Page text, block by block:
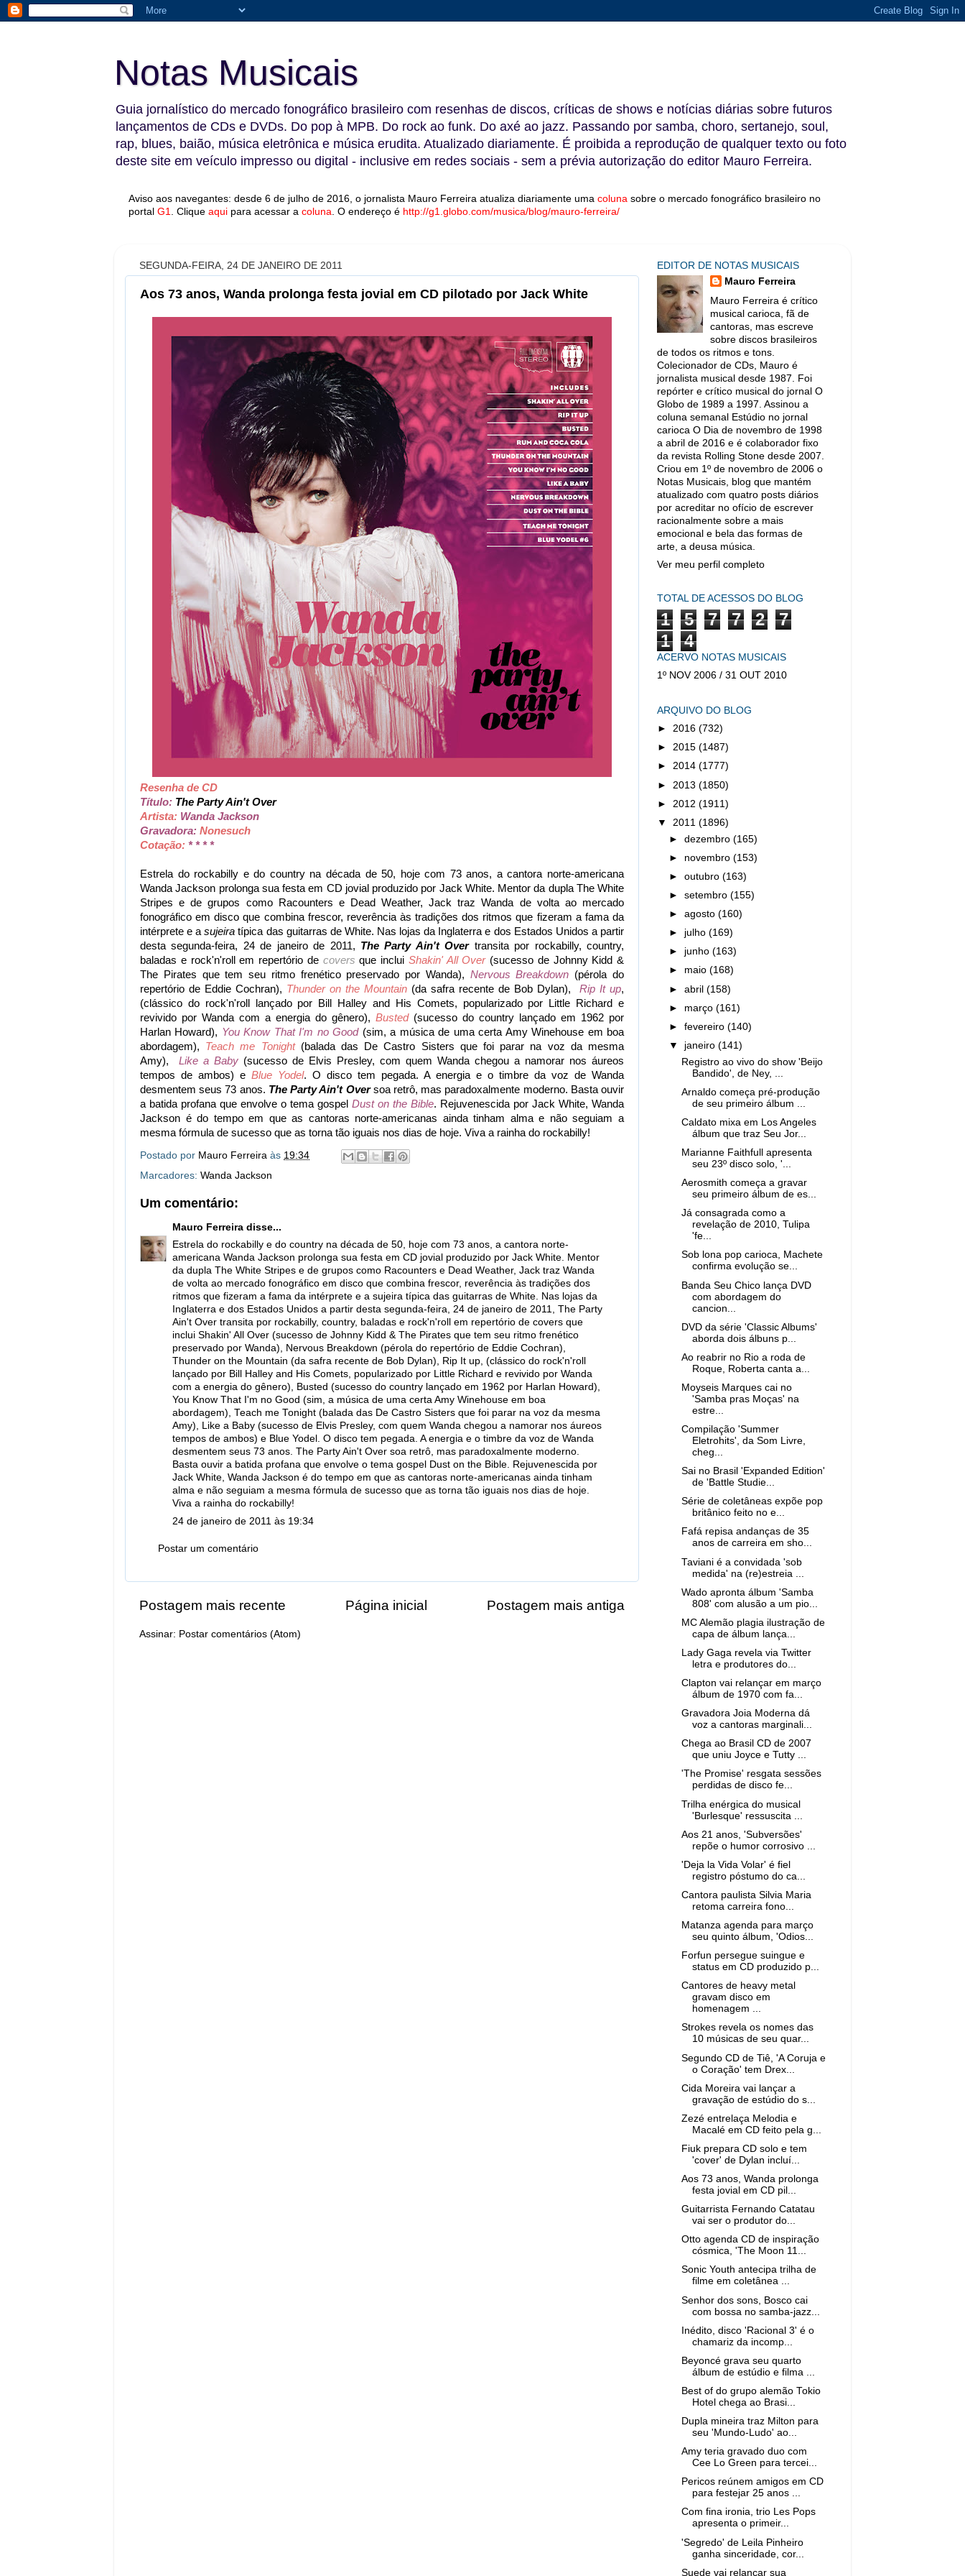
Notas Musicais
Guia jornalístico do mercado fonográfico brasileiro com resenhas de discos, críticas de shows e notícias diárias sobre futuros
lançamentos de CDs e DVDs. Do pop à MPB. Do rock ao funk. Do axé ao jazz. Passando por samba, choro, sertanejo, soul,
rap, blues, baião, música eletrônica e música erudita. Atualizado diariamente. É proibida a reprodução de qualquer texto ou foto
deste site em veículo impresso ou digital - inclusive em redes sociais - sem a prévia autorização do editor Mauro Ferreira.
Aviso aos navegantes: desde 6 de julho de 2016, o jornalista Mauro Ferreira atualiza diariamente uma coluna sobre o mercado fonográfico brasileiro no
portal G1 Clique aqui para acessar a coluna O endereço é http://g1.globo.com/musica/blog/mauro-ferreira/
SEGUNDA-FEIRA, 24 DE JANEIRO DE 2011
Aos 73 anos, Wanda prolonga festa jovial em CD pilotado por Jack White
Resenha de CD
Título: The Party Ain't Over
Artista: Wanda Jackson
Gravadora: Nonesuch
Cotação: * * * *
Estrela do rockabilly e do country na década de 50, hoje com 73 anos, a cantora norte-americana
Wanda Jackson prolonga sua festa em CD jovial produzido por Jack White. Mentor da dupla The White
Stripes e de grupos como Racounters e Dead Weather, Jack traz Wanda de volta ao mercado
fonográfico em disco que combina frescor, reverência às tradições dos ritmos que fizeram a fama da
intérprete e asujeira típica das guitarras de White. Nas lojas da Inglaterra e dos Estados Unidos a partir
desta segunda-feira, 24 de janeiro de 2011, The Party Ain't Overtransita por rockabilly, country,
baladas e rock'n'roll em repertório de covers que inclui Shakin' All Over(sucesso de Johnny Kidd &
The Pirates que tem seu ritmo frenético preservado por Wanda), Nervous Breakdown (pérola do
repertório de Eddie Cochran), Thunder on the Mountain (da safra recente de Bob Dylan), Rip It up,
(clássico do rock'n'roll lançado por Bill Halley and His Comets, popularizado por Little Richard e
revivido por Wanda com a energia do gênero), Busted(sucesso do country lançado em 1962 por
Harlan Howard), You Know That I'm no Good(sim, a música de uma certa Amy Winehouse em boa
abordagem), Teach me Tonight(balada das De Castro Sisters que foi parar na voz da mesma
Amy), Like a Baby (sucesso de Elvis Presley, com quem Wanda chegou a namorar nos áureos
tempos de ambos) e Blue Yodel. O disco tem pegada. A energia e o timbre da voz de Wanda
desmentem seus 73 anos. The Party Ain't Oversoa retrô, mas paradoxalmente moderno. Basta ouvir
a batida profana que envolve o tema gospel Dust on the Bible. Rejuvenescida por Jack White, Wanda
Jackson é do tempo em que as cantoras norte-americanas ainda tinham alma e não seguiam a
mesma fórmula de sucesso que as torna tão iguais nos dias de hoje. Viva a rainha do rockabilly!
Postado por Mauro Ferreira às 19:34
Marcadores: Wanda Jackson
Um comentário:
Mauro Ferreira disse...
Estrela do rockabilly e do country na década de 50, hoje com 73 anos, a cantora norte-
americana Wanda Jackson prolonga sua festa em CD jovial produzido por Jack White. Mentor
da dupla The White Stripes e de grupos como Racounters e Dead Weather, Jack traz Wanda
de volta ao mercado fonográfico em disco que combina frescor, reverência às tradições dos
ritmos que fizeram a fama da intérprete e a sujeira típica das guitarras de White. Nas lojas da
Inglaterra e dos Estados Unidos a partir desta segunda-feira, 24 de janeiro de 2011, The Party
Ain't Over transita por rockabilly, country, baladas e rock'n'roll em repertório de covers que
inclui Shakin' All Over (sucesso de Johnny Kidd & The Pirates que tem seu ritmo frenético
preservado por Wanda), Nervous Breakdown (pérola do repertório de Eddie Cochran),
Thunder on the Mountain (da safra recente de Bob Dylan), Rip It up, (clássico do rock'n'roll
lançado por Bill Halley and His Comets, popularizado por Little Richard e revivido por Wanda
com a energia do gênero), Busted (sucesso do country lançado em 1962 por Harlan Howard),
You Know That I'm no Good (sim, a música de uma certa Amy Winehouse em boa
abordagem), Teach me Tonight (balada das De Castro Sisters que foi parar na voz da mesma
Amy), Like a Baby (sucesso de Elvis Presley, com quem Wanda chegou a namorar nos áureos
tempos de ambos) e Blue Yodel. O disco tem pegada. A energia e o timbre da voz de Wanda
desmentem seus 73 anos. The Party Ain't Over soa retrô, mas paradoxalmente moderno.
Basta ouvir a batida profana que envolve o tema gospel Dust on the Bible. Rejuvenescida por
Jack White, Wanda Jackson é do tempo em que as cantoras norte-americanas ainda tinham
alma e não seguiam a mesma fórmula de sucesso que as torna tão iguais nos dias de hoje.
Viva a rainha do rockabilly!
24 de janeiro de 2011 às 19:34
Postar um comentário
Postagem mais recente Postagem mais antiga
Página inicial
Assinar: Postar comentários (Atom)
EDITOR DE NOTAS MUSICAIS
Mauro Ferreira
Mauro Ferreira é crítico
musical carioca, fã de
cantoras, mas escreve
sobre discos brasileiros
de todos os ritmos e tons.
Colecionador de CDs, Mauro é
jornalista musical desde 1987. Foi
repórter e crítico musical do jornal O
Globo de 1989 a 1997. Assinou a
coluna semanal Estúdio no jornal
carioca O Dia de novembro de 1998
a abril de 2016 e é colaborador fixo
da revista Rolling Stone desde 2007.
Criou em 1º de novembro de 2006 o
Notas Musicais, blog que mantém
atualizado com quatro posts diários
por acreditar no ofício de escrever
racionalmente sobre a mais
emocional e bela das formas de
arte, a deusa música.
Ver meu perfil completo
TOTAL DE ACESSOS DO BLOG
1 5 7 7 2
7
1
4
ACERVO NOTAS MUSICAIS
1º NOV 2006 / 31 OUT 2010
ARQUIVO DO BLOG
► 2016 (732)
► 2015 (1487)
► 2014 (1777)
► 2013 (1850)
► 2012 (1911)
▼ 2011 (1896)
►dezembro(165)
► novembro(153)
►outubro(163)
►setembro(155)
►agosto(160)
► julho(169)
► junho(163)
► maio(168)
►abril(158)
► março(161)
►fevereiro(140)
▼ janeiro(141)
Registro ao vivo do show 'Beijo
Bandido', de Ney, ...
Arnaldo começa pré-produção
de seu primeiro álbum ...
Caldato mixa em Los Angeles
álbum que traz Seu Jor...
Marianne Faithfull apresenta
seu 23º disco solo, '...
Aerosmith começa a gravar
seu primeiro álbum de es...
Já consagrada como a
revelação de 2010, Tulipa
'fe...
Sob lona pop carioca, Machete
confirma evolução se...
Banda Seu Chico lança DVD
com abordagem do
cancion...
DVD da série 'Classic Albums'
aborda dois álbuns p...
Ao reabrir no Rio a roda de
Roque, Roberta canta a...
Moyseis Marques cai no
'Samba pras Moças' na
estre...
Compilação 'Summer
Eletrohits', da Som Livre,
cheg...
Sai no Brasil 'Expanded Edition'
de 'Battle Studie...
Série de coletâneas expõe pop
britânico feito no e...
Fafá repisa andanças de 35
anos de carreira em sho...
Taviani é a convidada 'sob
medida' na (re)estreia ...
Wado apronta álbum 'Samba
808' com alusão a um pio...
MC Alemão plagia ilustração de
capa de álbum lança...
Lady Gaga revela via Twitter
letra e produtores do...
Clapton vai relançar em março
álbum de 1970 com fa...
Gravadora Joia Moderna dá
voz a cantoras marginali...
Chega ao Brasil CD de 2007
que uniu Joyce e Tutty ...
'The Promise' resgata sessões
perdidas de disco fe...
Trilha enérgica do musical
'Burlesque' ressuscita ...
Aos 21 anos, 'Subversões'
repõe o humor corrosivo ...
'Deja la Vida Volar' é fiel
registro póstumo do ca...
Cantora paulista Silvia Maria
retoma carreira fono...
Matanza agenda para março
seu quinto álbum, 'Odios...
Forfun persegue suingue e
status em CD produzido p...
Cantores de heavy metal
gravam disco em
homenagem ...
Strokes revela os nomes das
10 músicas de seu quar...
Segundo CD de Tiê, 'A Coruja e
o Coração' tem Drex...
Cida Moreira vai lançar a
gravação de estúdio do s...
Zezé entrelaça Melodia e
Macalé em CD feito pela g...
Fiuk prepara CD solo e tem
'cover' de Dylan incluí...
Aos 73 anos, Wanda prolonga
festa jovial em CD pil...
Guitarrista Fernando Catatau
vai ser o produtor do...
Otto agenda CD de inspiração
cósmica, 'The Moon 11...
Sonic Youth antecipa trilha de
filme em coletânea ...
Senhor dos sons, Bosco cai
com bossa no samba-jazz...
Inédito, disco 'Racional 3' é o
chamariz da incomp...
Beyoncé grava seu quarto
álbum de estúdio e filma ...
Best of do grupo alemão Tokio
Hotel chega ao Brasi...
Dupla mineira traz Milton para
seu 'Mundo-Ludo' ao...
Amy teria gravado duo com
Cee Lo Green para tercei...
Pericos reúnem amigos em CD
para festejar 25 anos ...
Com fina ironia, trio Les Pops
apresenta o primeir...
'Segredo' de Leila Pinheiro
ganha sinceridade, cor...
Suede vai relançar sua